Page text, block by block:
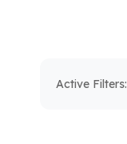
Active Filters: